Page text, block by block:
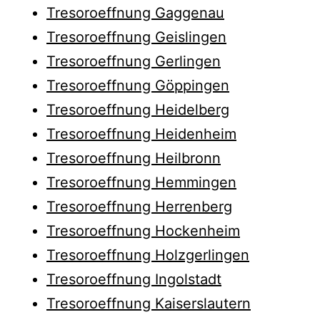
Tresoroeffnung Gaggenau
Tresoroeffnung Geislingen
Tresoroeffnung Gerlingen
Tresoroeffnung Göppingen
Tresoroeffnung Heidelberg
Tresoroeffnung Heidenheim
Tresoroeffnung Heilbronn
Tresoroeffnung Hemmingen
Tresoroeffnung Herrenberg
Tresoroeffnung Hockenheim
Tresoroeffnung Holzgerlingen
Tresoroeffnung Ingolstadt
Tresoroeffnung Kaiserslautern